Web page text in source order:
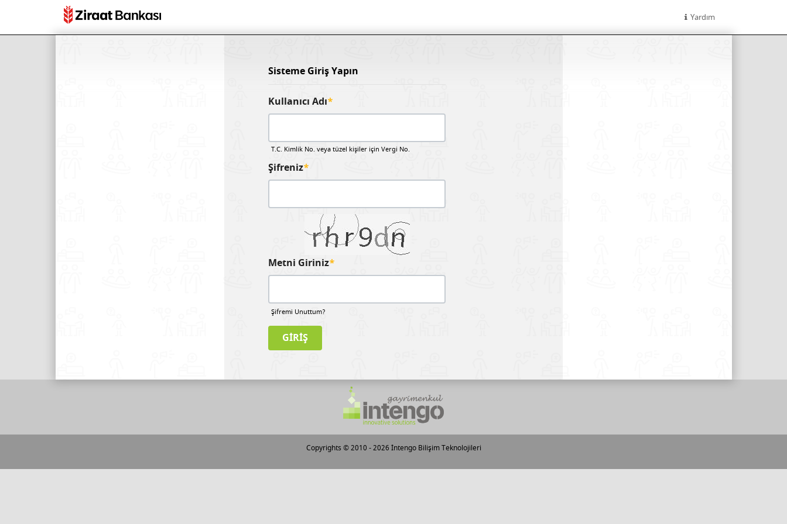
Yardım
Sisteme Giriş Yapın
Kullanıcı Adı*
T.C. Kimlik No. veya tüzel kişiler için Vergi No.
Şifreniz*
Metni Giriniz*
Şifremi Unuttum?
Copyrights © 2010 - 2026 İntengo Bilişim Teknolojileri